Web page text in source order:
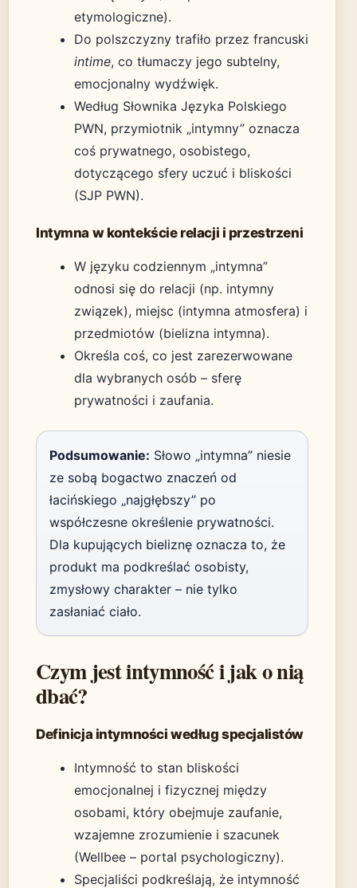
etymologiczne).
Do polszczyzny trafiło przez francuski
intime, co tłumaczy jego subtelny,
emocjonalny wydźwięk.
Według Słownika Języka Polskiego
PWN, przymiotnik „intymny” oznacza
coś prywatnego, osobistego,
dotyczącego sfery uczuć i bliskości
(SJP PWN).
Intymna w kontekście relacji i przestrzeni
W języku codziennym „intymna”
odnosi się do relacji (np. intymny
związek), miejsc (intymna atmosfera) i
przedmiotów (bielizna intymna).
Określa coś, co jest zarezerwowane
dla wybranych osób – sferę
prywatności i zaufania.
Podsumowanie: Słowo „intymna” niesie
ze sobą bogactwo znaczeń od
łacińskiego „najgłębszy” po
współczesne określenie prywatności.
Dla kupujących bieliznę oznacza to, że
produkt ma podkreślać osobisty,
zmysłowy charakter – nie tylko
zasłaniać ciało.
Czym jest intymność i jak o nią
dbać?
Definicja intymności według specjalistów
Intymność to stan bliskości
emocjonalnej i fizycznej między
osobami, który obejmuje zaufanie,
wzajemne zrozumienie i szacunek
(Wellbee – portal psychologiczny).
Specjaliści podkreślają, że intymność